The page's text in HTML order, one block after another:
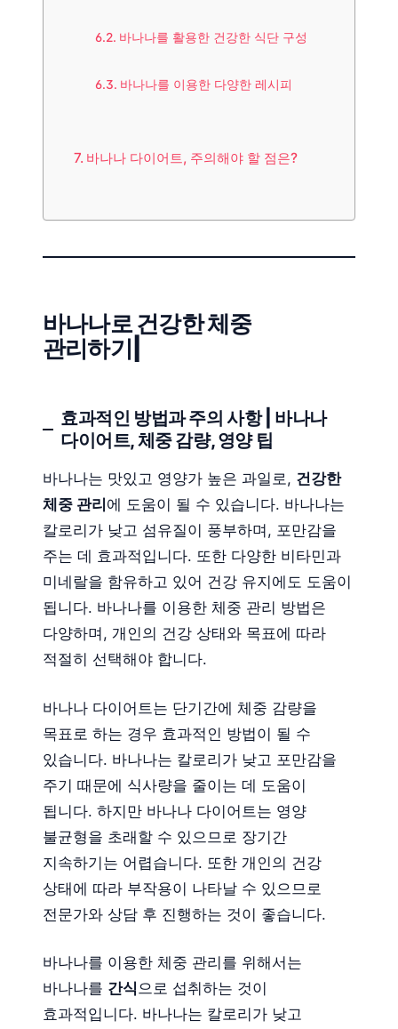
바나나를 활용한 건강한 식단 구성
바나나를 이용한 다양한 레시피
바나나 다이어트, 주의해야 할 점은?
바나나로 건강한 체중
관리하기|
효과적인 방법과 주의 사항 | 바나나
다이어트, 체중 감량, 영양 팁
바나나는 맛있고 영양가 높은 과일로, 건강한
체중 관리 에 도움이 될 수 있습니다. 바나나는
칼로리가 낮고 섬유질이 풍부하며, 포만감을
주는 데 효과적입니다. 또한 다양한 비타민과
미네랄을 함유하고 있어 건강 유지에도 도움이
됩니다. 바나나를 이용한 체중 관리 방법은
다양하며, 개인의 건강 상태와 목표에 따라
적절히 선택해야 합니다.
바나나 다이어트는 단기간에 체중 감량을
목표로 하는 경우 효과적인 방법이 될 수
있습니다. 바나나는 칼로리가 낮고 포만감을
주기 때문에 식사량을 줄이는 데 도움이
됩니다. 하지만 바나나 다이어트는 영양
불균형을 초래할 수 있으므로 장기간
지속하기는 어렵습니다. 또한 개인의 건강
상태에 따라 부작용이 나타날 수 있으므로
전문가와 상담 후 진행하는 것이 좋습니다.
바나나를 이용한 체중 관리를 위해서는
바나나를 간식 으로 섭취하는 것이
효과적입니다. 바나나는 칼로리가 낮고